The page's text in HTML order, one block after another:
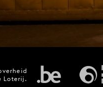
Loterij.